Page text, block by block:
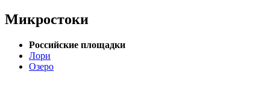
Микростоки
Российские площадки
Лори
Озеро